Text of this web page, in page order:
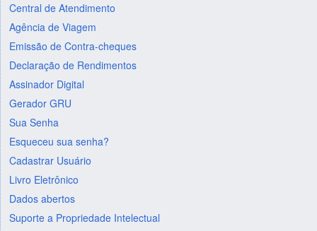
Central de Atendimento
Agência de Viagem
Emissão de Contra-cheques
Declaração de Rendimentos
Assinador Digital
Gerador GRU
Sua Senha
Esqueceu sua senha?
Cadastrar Usuário
Livro Eletrônico
Dados abertos
Suporte a Propriedade Intelectual